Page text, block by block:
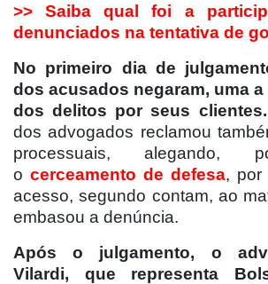
>> Saiba qual foi a
denunciados na tentativa de
No primeiro dia de
dos acusados negaram, uma a
dos delitos por seus clientes.
dos advogados reclamou
processuais, alegando,
o cerceamento de defesa, por
acesso, segundo contam, ao
embasou a denúncia.
Após o julgamento, o
Vilardi, que representa